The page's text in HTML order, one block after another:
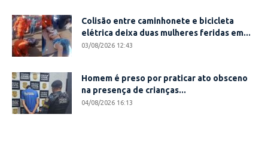
Colisão entre caminhonete e bicicleta
elétrica deixa duas mulheres feridas em...
03/08/2026 12:43
Homem é preso por praticar ato obsceno
na presença de crianças...
04/08/2026 16:13